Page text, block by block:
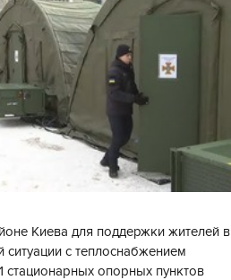
Киева для поддержки жителей в
ситуации с теплоснабжением
стационарных опорных пунктов